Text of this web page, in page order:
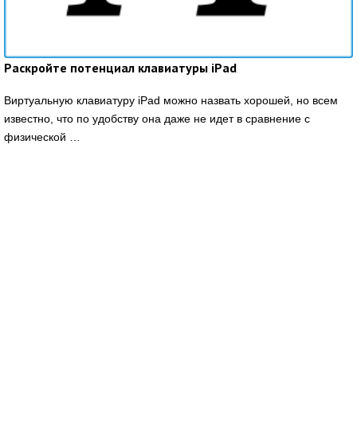
Раскройте потенциал клавиатуры iPad
Виртуальную клавиатуру iPad можно назвать хорошей, но всем
известно, что по удобству она даже не идет в сравнение с
физической …